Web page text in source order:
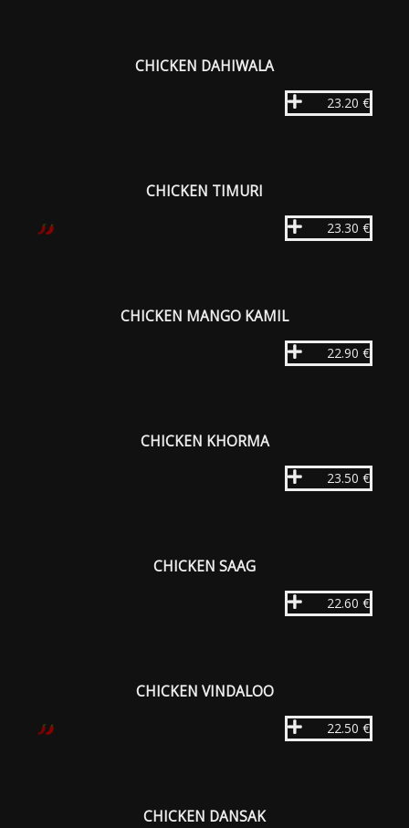
CHICKEN DAHIWALA
23.20 €
CHICKEN TIMURI
23.30 €
CHICKEN MANGO KAMIL
22.90 €
CHICKEN KHORMA
23.50 €
CHICKEN SAAG
22.60 €
CHICKEN VINDALOO
22.50 €
CHICKEN DANSAK